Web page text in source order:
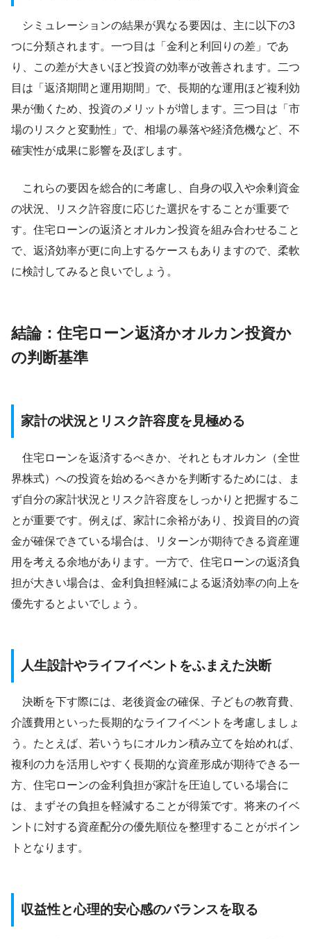
シミュレーションの結果が異なる要因は、主に以下の3
つに分類されます。一つ目は「金利と利回りの差」であ
り、この差が大きいほど投資の効率が改善されます。二つ
目は「返済期間と運用期間」で、長期的な運用ほど複利効
果が働くため、投資のメリットが増します。三つ目は「市
場のリスクと変動性」で、相場の暴落や経済危機など、不
確実性が成果に影響を及ぼします。
これらの要因を総合的に考慮し、自身の収入や余剰資金
の状況、リスク許容度に応じた選択をすることが重要で
す。住宅ローンの返済とオルカン投資を組み合わせること
で、返済効率が更に向上するケースもありますので、柔軟
に検討してみると良いでしょう。
結論：住宅ローン返済かオルカン投資か
の判断基準
家計の状況とリスク許容度を見極める
住宅ローンを返済するべきか、それともオルカン（全世
界株式）への投資を始めるべきかを判断するためには、ま
ず自分の家計状況とリスク許容度をしっかりと把握するこ
とが重要です。例えば、家計に余裕があり、投資目的の資
金が確保できている場合は、リターンが期待できる資産運
用を考える余地があります。一方で、住宅ローンの返済負
担が大きい場合は、金利負担軽減による返済効率の向上を
優先するとよいでしょう。
人生設計やライフイベントをふまえた決断
決断を下す際には、老後資金の確保、子どもの教育費、
介護費用といった長期的なライフイベントを考慮しましょ
う。たとえば、若いうちにオルカン積み立てを始めれば、
複利の力を活用しやすく長期的な資産形成が期待できる一
方、住宅ローンの金利負担が家計を圧迫している場合に
は、まずその負担を軽減することが得策です。将来のイベ
ントに対する資産配分の優先順位を整理することがポイン
トとなります。
収益性と心理的安心感のバランスを取る